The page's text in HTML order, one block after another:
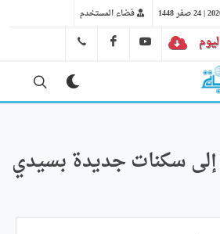
فضاء المستخدم
YT
FB
عائلة إلى سكنات جديدة بسيدي